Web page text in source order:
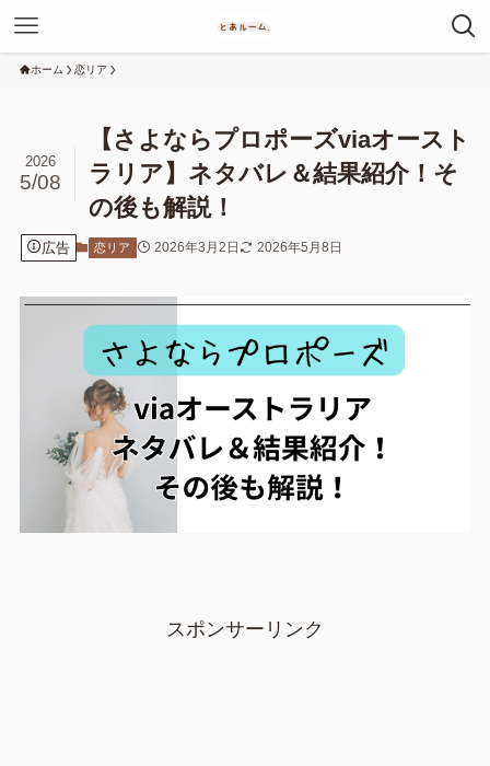
ホーム 恋リア
【さよならプロポーズviaオースト
ラリア】ネタバレ＆結果紹介！そ
の後も解説！
2026
5/08
広告 恋リア 2026年3月2日 2026年5月8日
スポンサーリンク